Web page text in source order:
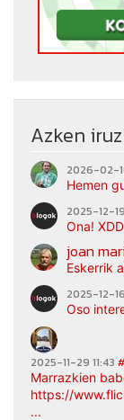
Azken
2026-02-
Hemen
2025-12-
Ona! XDD
joan
Eskerrik
2025-12-
Oso
2025-11-29 11:43
Marrazkien
https://
...